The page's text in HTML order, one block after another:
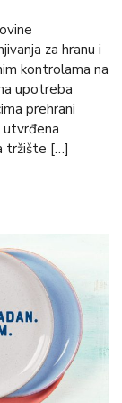
za hranu i
kontrolama na
upotreba
prehrani
utvrđena
tržište […]